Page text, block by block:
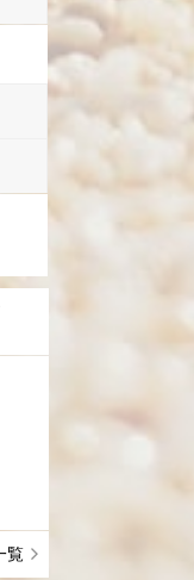
覧